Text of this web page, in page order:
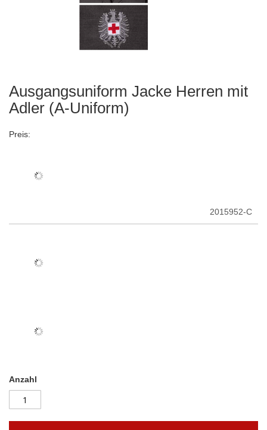
Ausgangsuniform Jacke Herren mit
Adler (A-Uniform)
Preis:
2015952-C
Anzahl
Zum
Anfang
der
springen